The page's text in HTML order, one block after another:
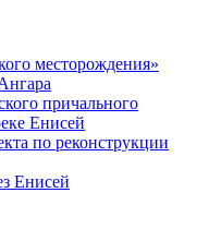
месторождения»
причального
Енисей
по реконструкции
Енисей